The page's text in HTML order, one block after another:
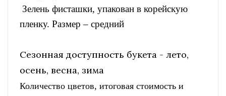
Зелень фисташки, упакован в корейскую
пленку. Размер – средний
Сезонная доступность букета - лето,
осень, весна, зима
Количество цветов, итоговая стоимость и